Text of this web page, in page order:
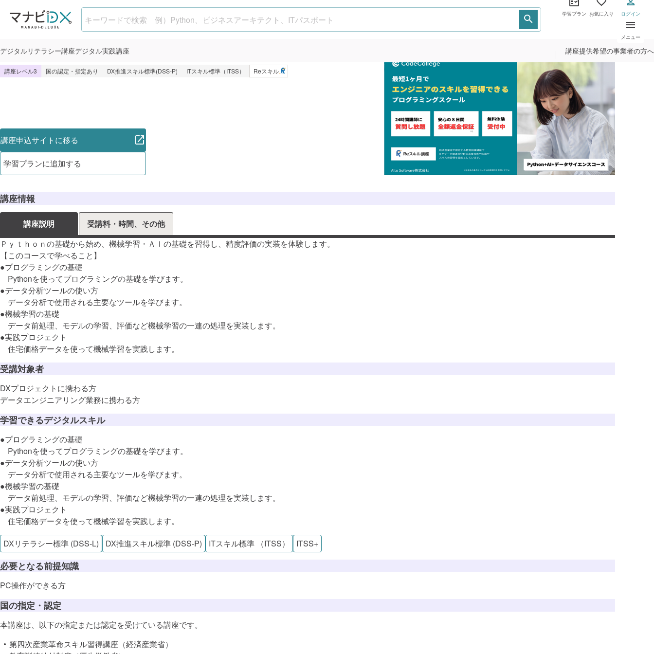
学習プラン お気に入り ログイン
メニュー
デジタルリテラシー講座デジタル実践講座 講座提供希望の事業者の方へ
【CodeCollege】Python+AI+データサイエンスコース
講座レベル3 国の認定・指定あり DX推進スキル標準(DSS-P) ITスキル標準（ITSS） Reスキル
講座申込サイトに移る
学習プランに追加する
講座情報
講座説明
Ｐｙｔｈｏｎの基礎から始め、機械学習・ＡＩの基礎を習得し、精度評価の実装を体験します。
【このコースで学べること】
●プログラミングの基礎
Pythonを使ってプログラミングの基礎を学びます。
●データ分析ツールの使い方
データ分析で使用される主要なツールを学びます。
●機械学習の基礎
データ前処理、モデルの学習、評価など機械学習の一連の処理を実装します。
●実践プロジェクト
住宅価格データを使って機械学習を実践します。
受講料・時間、その他
受講対象者
DXプロジェクトに携わる方
データエンジニアリング業務に携わる方
学習できるデジタルスキル
●プログラミングの基礎
Pythonを使ってプログラミングの基礎を学びます。
●データ分析ツールの使い方
データ分析で使用される主要なツールを学びます。
●機械学習の基礎
データ前処理、モデルの学習、評価など機械学習の一連の処理を実装します。
●実践プロジェクト
住宅価格データを使って機械学習を実践します。
DXリテラシー標準 (DSS-L)
DX推進スキル標準 (DSS-P) ITスキル標準 （ITSS） ITSS+
必要となる前提知識
PC操作ができる方
国の指定・認定
本講座は、以下の指定または認定を受けている講座です。
第四次産業革命スキル習得講座（経済産業省）
この講座で学べる知識・スキル
ITスキル標準（ITSS）